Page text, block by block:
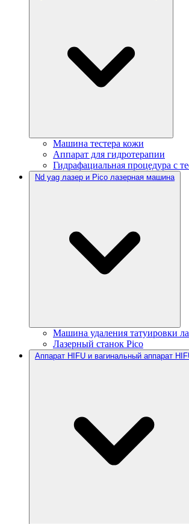
Машина тестера кожи
Аппарат для гидротерапии
Гидрафациальная процедура с
Nd yag лазер и Pico лазерная машина
Машина удаления татуировки
Лазерный станок Pico
Аппарат HIFU и вагинальный аппарат